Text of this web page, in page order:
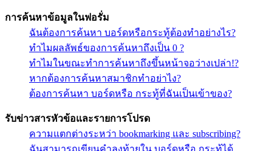
การค้นหาข้อมูลในฟอรั่ม
ฉันต้องการค้นหา บอร์ดหรือกระทู้ต้องทำอย่างไร?
ทำไมผลลัพธ์ของการค้นหาถึงเป็น 0 ?
ทำไมในขณะทำการค้นหาถึงขึ้นหน้าจอว่างเปล่า!?
หากต้องการค้นหาสมาชิกทำอย่าไง?
ต้องการค้นหา บอร์ดหรือ กระทู้ที่ฉันเป็นเข้าของ?
รับข่าวสารหัวข้อและรายการโปรด
ความแตกต่างระหว่า bookmarking และ subscribing?
ฉันสามารถเขียนคำลงท้ายใน บอร์ดหรือ กระทู้ได้